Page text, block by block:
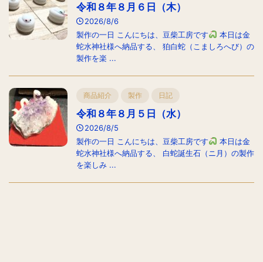
令和８年８月６日（木）
2026/8/6
製作の一日 こんにちは、豆柴工房です
本日は金
蛇水神社様へ納品する、 狛白蛇（こましろへび）の
製作を楽 ...
商品紹介 製作 日記
令和８年８月５日（水）
2026/8/5
製作の一日 こんにちは、豆柴工房です
本日は金
蛇水神社様へ納品する、 白蛇誕生石（ニ月）の製作
を楽しみ ...